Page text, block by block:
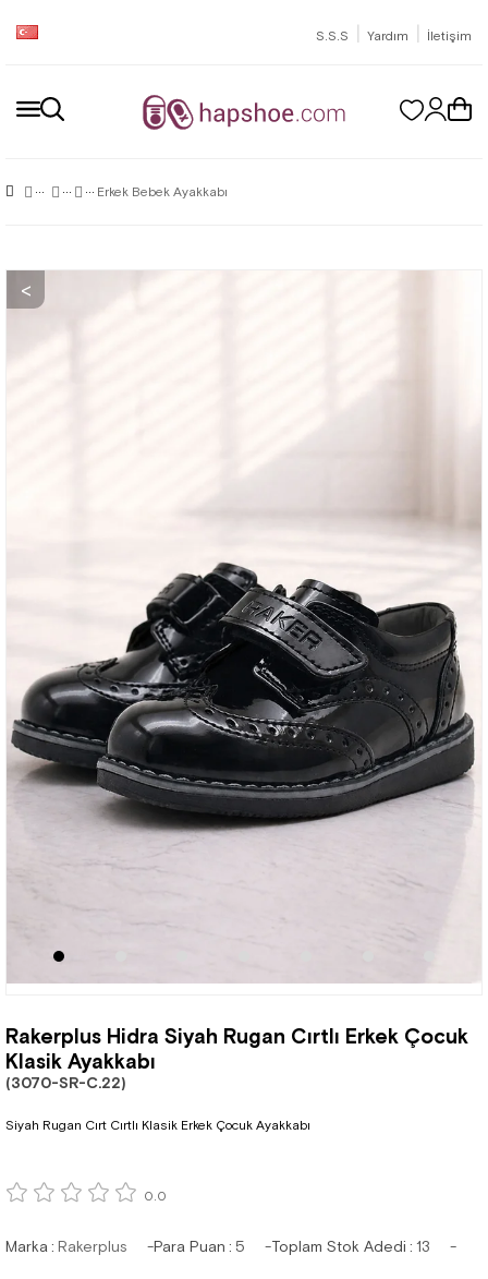
S.S.S | Yardım | İletişim
Erkek Bebek Ayakkabı
Rakerplus Hidra Siyah Rugan Cırtlı Erkek Çocuk
Klasik Ayakkabı
(3070-SR-C.22)
Siyah Rugan Cırt Cırtlı Klasik Erkek Çocuk Ayakkabı
0.0
Marka: Rakerplus Para Puan : 5 Toplam Stok Adedi : 13